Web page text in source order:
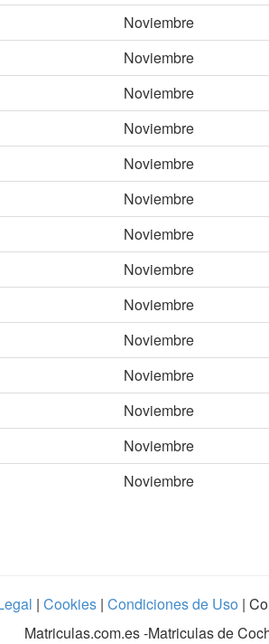
Noviembre
Noviembre
Noviembre
Noviembre
Noviembre
Noviembre
Noviembre
Noviembre
Noviembre
Noviembre
Noviembre
Noviembre
Noviembre
Noviembre
| Cookies | Condiciones de Uso |
Matriculas.com.es-Matriculas de